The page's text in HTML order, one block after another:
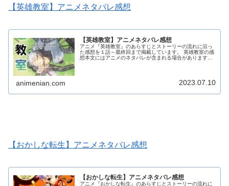
【英雄教室】アニメネタバレ感想
【英雄教室】アニメネタバレ感想
アニメ『英雄教室』のあらすじとストーリーの流れに沿っ
た感想を１話～最終回まで掲載しています。 英雄教室の感
想本文にはアニメのネタバレが含まれる場合がありますの
animenian.com 2023.07.10
【おかしな転生】アニメネタバレ感想
【おかしな転生】アニメネタバレ感想
アニメ『おかしな転生』のあらすじとストーリーの流れに